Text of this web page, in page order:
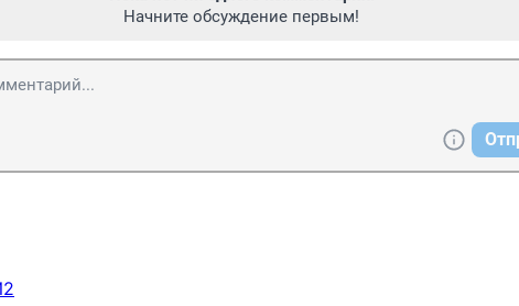
Начните обсуждение первым!